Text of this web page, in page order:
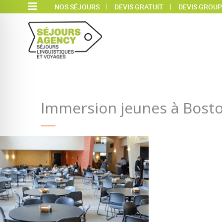
NOS SÉJOURS DEVIS GRATUIT DEVIS
Immersion jeunes à